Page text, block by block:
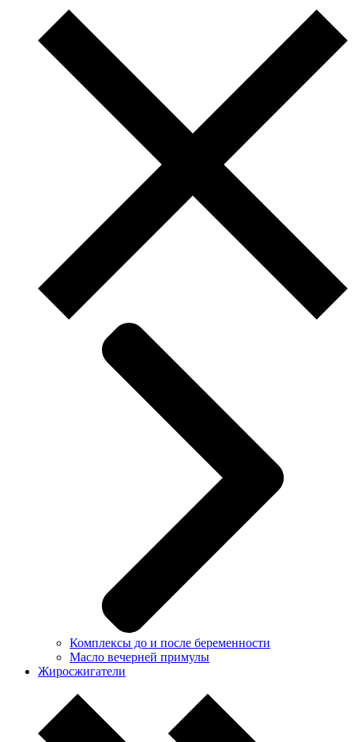
Комплексы до и после беременности
Масло вечерней примулы
Жиросжигатели